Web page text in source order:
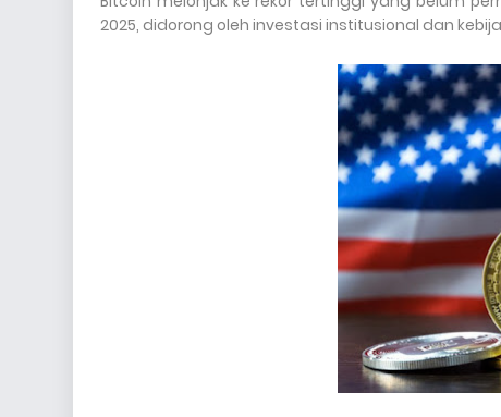
2025, didorong oleh investasi institusional dan